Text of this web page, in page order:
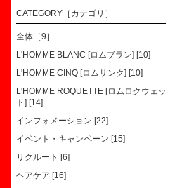
CATEGORY［カテゴリ］
全体［9］
L'HOMME BLANC [ロムブラン] [10]
L'HOMME CINQ [ロムサンク] [10]
L'HOMME ROQUETTE [ロムロクウェッ
ト] [14]
インフォメーション [22]
イベント・キャンペーン [15]
リクルート [6]
ヘアケア [16]